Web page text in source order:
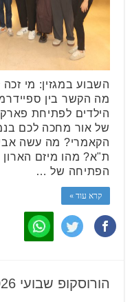
השבוע במגזין: מי
מה הקשר בין
הילדים לפתיחת פארק
של אור מחכה לכם
הקאמרי? מה עשה
ת"א? מהו מיזם הארון
הפתיחה של …
קרא עוד »
הורוסקופ שבועי 26.7-1.8.2026